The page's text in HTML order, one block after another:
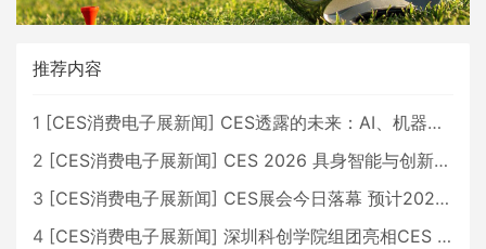
推荐内容
1 [CES消费电子展新闻] CES透露的未来：AI、机器人与智能生活大爆发
2 [CES消费电子展新闻] CES 2026 具身智能与创新领域 中国公司大放异彩
3 [CES消费电子展新闻] CES展会今日落幕 预计2026行业收入将超五千亿美元
4 [CES消费电子展新闻] 深圳科创学院组团亮相CES 广受好评